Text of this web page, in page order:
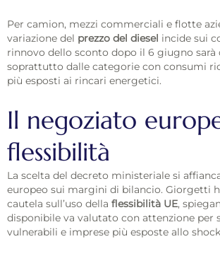
Per camion, mezzi commerciali e flotte
variazione del prezzo del diesel incide sui
rinnovo dello sconto dopo il 6 giugno sarà
soprattutto dalle categorie con consumi
più esposti ai rincari energetici.
Il negoziato
flessibilità
La scelta del decreto ministeriale si
europeo sui margini di bilancio. Giorgetti
cautela sull’uso della flessibilità UE,
disponibile va valutato con attenzione per
vulnerabili e imprese più esposte allo